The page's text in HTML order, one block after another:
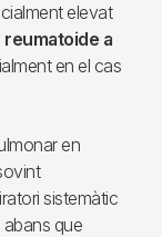
elevat
a
en el cas
en
sistemàtic
que